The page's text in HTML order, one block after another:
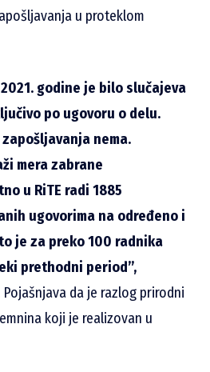
u proteklom
godine je bilo slučajeva
po ugovoru o delu.
nema.
mera zabrane
u RiTE radi 1885
ugovorima na određeno i
je za preko 100 radnika
prethodni period”,
da je razlog prirodni
koji je realizovan u